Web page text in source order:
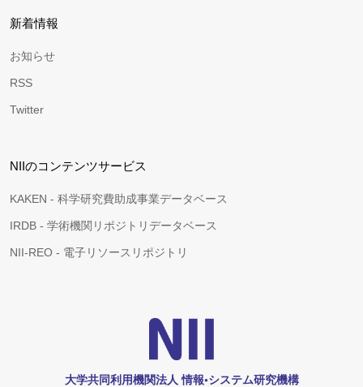
新着情報
お知らせ
RSS
Twitter
NIIのコンテンツサービス
KAKEN - 科学研究費助成事業データベース
IRDB - 学術機関リポジトリデータベース
NII-REO - 電子リソースリポジトリ
大学共同利用機関法人 情報•システム研究機構